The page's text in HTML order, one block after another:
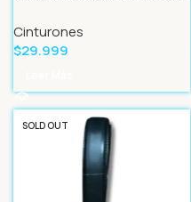
Cinturones
$29.999
SOLD OUT